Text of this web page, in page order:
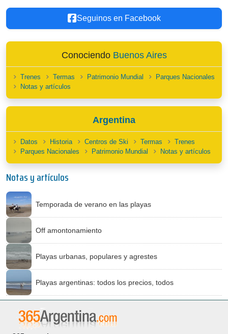
Seguinos en Facebook
Conociendo Buenos Aires
Trenes Termas Patrimonio Mundial
Parques Nacionales
Notas y artículos
Argentina
Datos Historia Centros de Ski Termas
Trenes
Parques Nacionales
Patrimonio Mundial Notas y artículos
Notas y artículos
Temporada de verano en las playas
Off amontonamiento
Playas urbanas, populares y agrestes
Playas argentinas: todos los precios, todos